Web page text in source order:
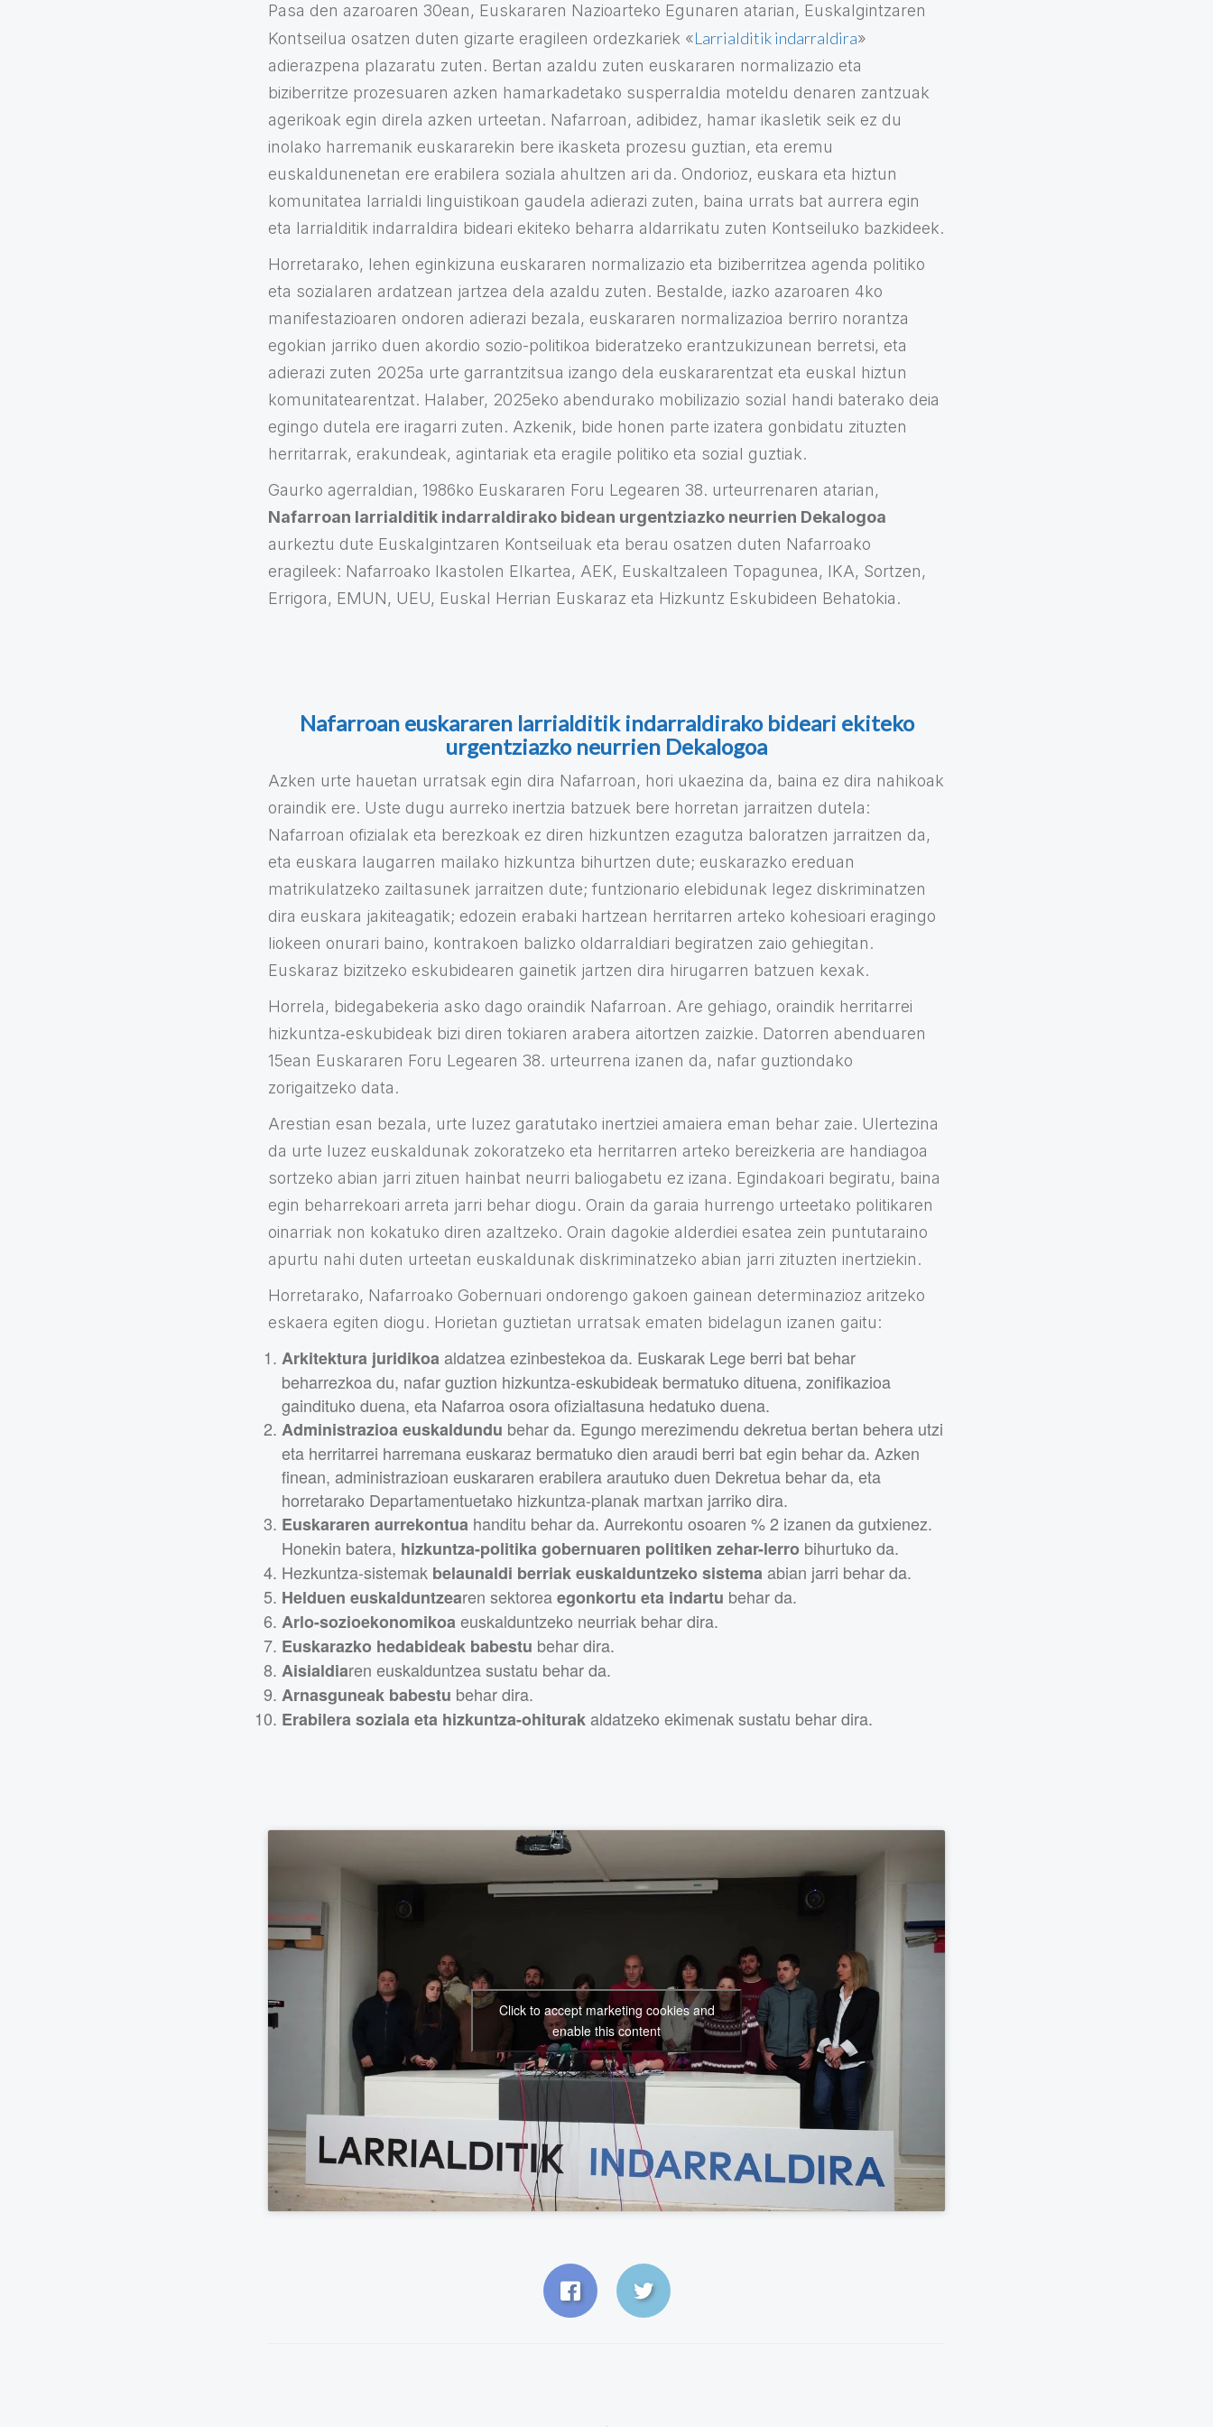
Pasa den azaroaren 30ean, Euskararen Nazioarteko Egunaren atarian, Euskalgintzaren
Kontseilua osatzen duten gizarte eragileen ordezkariek «Larrialditik indarraldira»
adierazpena plazaratu zuten. Bertan azaldu zuten euskararen normalizazio eta
biziberritze prozesuaren azken hamarkadetako susperraldia moteldu denaren zantzuak
agerikoak egin direla azken urteetan. Nafarroan, adibidez, hamar ikasletik seik ez du
inolako harremanik euskararekin bere ikasketa prozesu guztian, eta eremu
euskaldunenetan ere erabilera soziala ahultzen ari da. Ondorioz, euskara eta hiztun
komunitatea larrialdi linguistikoan gaudela adierazi zuten, baina urrats bat aurrera egin
eta larrialditik indarraldira bideari ekiteko beharra aldarrikatu zuten Kontseiluko bazkideek.
Horretarako, lehen eginkizuna euskararen normalizazio eta biziberritzea agenda politiko
eta sozialaren ardatzean jartzea dela azaldu zuten. Bestalde, iazko azaroaren 4ko
manifestazioaren ondoren adierazi bezala, euskararen normalizazioa berriro norantza
egokian jarriko duen akordio sozio-politikoa bideratzeko erantzukizunean berretsi, eta
adierazi zuten 2025a urte garrantzitsua izango dela euskararentzat eta euskal hiztun
komunitatearentzat. Halaber, 2025eko abendurako mobilizazio sozial handi baterako deia
egingo dutela ere iragarri zuten. Azkenik, bide honen parte izatera gonbidatu zituzten
herritarrak, erakundeak, agintariak eta eragile politiko eta sozial guztiak.
Gaurko agerraldian, 1986ko Euskararen Foru Legearen 38. urteurrenaren atarian,
Nafarroan larrialditik indarraldirako bidean urgentziazko neurrien Dekalogoa
aurkeztu dute Euskalgintzaren Kontseiluak eta berau osatzen duten Nafarroako
eragileek: Nafarroako Ikastolen Elkartea, AEK, Euskaltzaleen Topagunea, IKA, Sortzen,
Errigora, EMUN, UEU, Euskal Herrian Euskaraz eta Hizkuntz Eskubideen Behatokia.
Nafarroan euskararen larrialditik indarraldirako bideari ekiteko
urgentziazko neurrien Dekalogoa
Azken urte hauetan urratsak egin dira Nafarroan, hori ukaezina da, baina ez dira nahikoak
oraindik ere. Uste dugu aurreko inertzia batzuek bere horretan jarraitzen dutela:
Nafarroan ofizialak eta berezkoak ez diren hizkuntzen ezagutza baloratzen jarraitzen da,
eta euskara laugarren mailako hizkuntza bihurtzen dute; euskarazko ereduan
matrikulatzeko zailtasunek jarraitzen dute; funtzionario elebidunak legez diskriminatzen
dira euskara jakiteagatik; edozein erabaki hartzean herritarren arteko kohesioari eragingo
liokeen onurari baino, kontrakoen balizko oldarraldiari begiratzen zaio gehiegitan.
Euskaraz bizitzeko eskubidearen gainetik jartzen dira hirugarren batzuen kexak.
Horrela, bidegabekeria asko dago oraindik Nafarroan. Are gehiago, oraindik herritarrei
hizkuntza‐eskubideak bizi diren tokiaren arabera aitortzen zaizkie. Datorren abenduaren
15ean Euskararen Foru Legearen 38. urteurrena izanen da, nafar guztiondako
zorigaitzeko data.
Arestian esan bezala, urte luzez garatutako inertziei amaiera eman behar zaie. Ulertezina
da urte luzez euskaldunak zokoratzeko eta herritarren arteko bereizkeria are handiagoa
sortzeko abian jarri zituen hainbat neurri baliogabetu ez izana. Egindakoari begiratu, baina
egin beharrekoari arreta jarri behar diogu. Orain da garaia hurrengo urteetako politikaren
oinarriak non kokatuko diren azaltzeko. Orain dagokie alderdiei esatea zein puntutaraino
apurtu nahi duten urteetan euskaldunak diskriminatzeko abian jarri zituzten inertziekin.
Horretarako, Nafarroako Gobernuari ondorengo gakoen gainean determinazioz aritzeko
eskaera egiten diogu. Horietan guztietan urratsak ematen bidelagun izanen gaitu:
Arkitektura juridikoaaldatzea ezinbestekoa da. Euskarak Lege berri bat behar
beharrezkoa du, nafar guztion hizkuntza-eskubideak bermatuko dituena, zonifikazioa
gaindituko duena, eta Nafarroa osora ofizialtasuna hedatuko duena.
Administrazioa euskaldundu behar da. Egungo merezimendu dekretua bertan behera utzi
eta herritarrei harremana euskaraz bermatuko dien araudi berri bat egin behar da. Azken
finean, administrazioan euskararen erabilera arautuko duen Dekretua behar da, eta
horretarako Departamentuetako hizkuntza-planak martxan jarriko dira.
Euskararen aurrekontua handitu behar da. Aurrekontu osoaren % 2 izanen da gutxienez.
Honekin batera, hizkuntza-politika gobernuaren politiken zehar-lerro bihurtuko da.
Hezkuntza-sistemak belaunaldi berriak euskalduntzeko sistemaabian jarri behar da.
Helduen euskalduntzearen sektoreaegonkortu eta indartu behar da.
Arlo-sozioekonomikoaeuskalduntzeko neurriak behar dira.
Euskarazko hedabideak babestu behar dira.
Aisialdiaren euskalduntzea sustatu behar da.
Arnasguneak babestu behar dira.
Erabilera soziala eta hizkuntza-ohiturakaldatzeko ekimenak sustatu behar dira.
Click to accept marketing cookies and
enable this content